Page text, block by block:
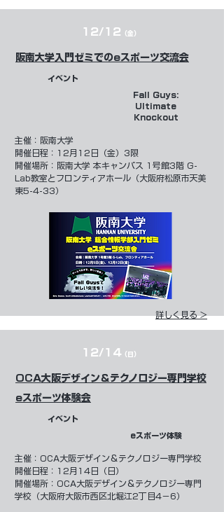
12/12 （金）
阪南大学入門ゼミでのeスポーツ交流会
イベント
Fall Guys:
Ultimate
Knockout
​主催： 阪南大学
開催日程：12月12日（金）3限
開催場所：阪南大学 本キャンパス 1号館3階 G-
Lab教室とフロンティアホール（大阪府松原市天美
東5-4-33）
詳しく見る >
12/14 （日）
OCA大阪デザイン＆テクノロジー専門学校
eスポーツ体験会
イベント
eスポーツ体験
​主催： OCA大阪デザイン＆テクノロジー専門学校
開催日程：12月14日（日）
開催場所：OCA大阪デザイン＆テクノロジー専門
学校（大阪府大阪市西区北堀江2丁目4−6）